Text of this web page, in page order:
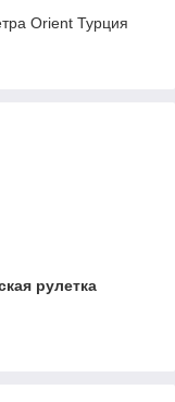
Orient Турция
рулетка